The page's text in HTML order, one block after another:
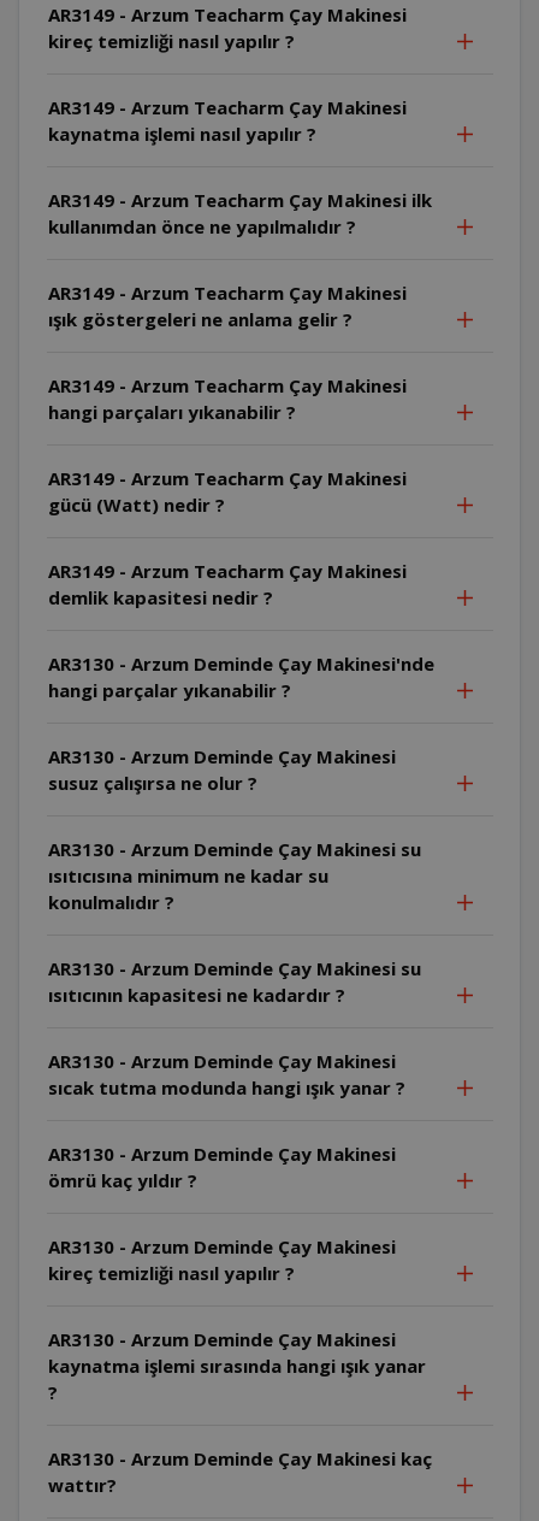
AR3149 - Arzum Teacharm Çay Makinesi
kireç temizliği nasıl yapılır ?
AR3149 - Arzum Teacharm Çay Makinesi
kaynatma işlemi nasıl yapılır ?
AR3149 - Arzum Teacharm Çay Makinesi ilk
kullanımdan önce ne yapılmalıdır ?
AR3149 - Arzum Teacharm Çay Makinesi
ışık göstergeleri ne anlama gelir ?
AR3149 - Arzum Teacharm Çay Makinesi
hangi parçaları yıkanabilir ?
AR3149 - Arzum Teacharm Çay Makinesi
gücü (Watt) nedir ?
AR3149 - Arzum Teacharm Çay Makinesi
demlik kapasitesi nedir ?
AR3130 - Arzum Deminde Çay Makinesi'nde
hangi parçalar yıkanabilir ?
AR3130 - Arzum Deminde Çay Makinesi
susuz çalışırsa ne olur ?
AR3130 - Arzum Deminde Çay Makinesi su
ısıtıcısına minimum ne kadar su
konulmalıdır ?
AR3130 - Arzum Deminde Çay Makinesi su
ısıtıcının kapasitesi ne kadardır ?
AR3130 - Arzum Deminde Çay Makinesi
sıcak tutma modunda hangi ışık yanar ?
AR3130 - Arzum Deminde Çay Makinesi
ömrü kaç yıldır ?
AR3130 - Arzum Deminde Çay Makinesi
kireç temizliği nasıl yapılır ?
AR3130 - Arzum Deminde Çay Makinesi
kaynatma işlemi sırasında hangi ışık yanar
?
AR3130 - Arzum Deminde Çay Makinesi kaç
wattır?